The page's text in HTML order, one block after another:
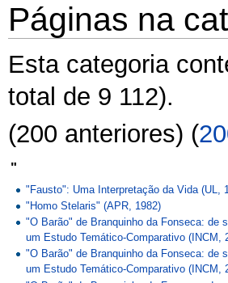
Páginas na
Esta categoria
total de 9 112).
(200 anteriores) (
"
"Fausto": Uma Interpretação da Vida (UL,
"Homo Stelaris" (APR, 1982)
"O Barão" de Branquinho da Fonseca: de
um Estudo Temático-Comparativo (INCM,
"O Barão" de Branquinho da Fonseca: de
um Estudo Temático-Comparativo (INCM,